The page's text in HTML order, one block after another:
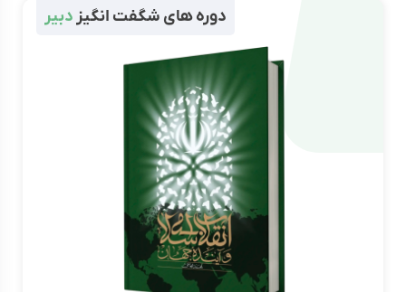
دوره های شگفت انگیز دبیر